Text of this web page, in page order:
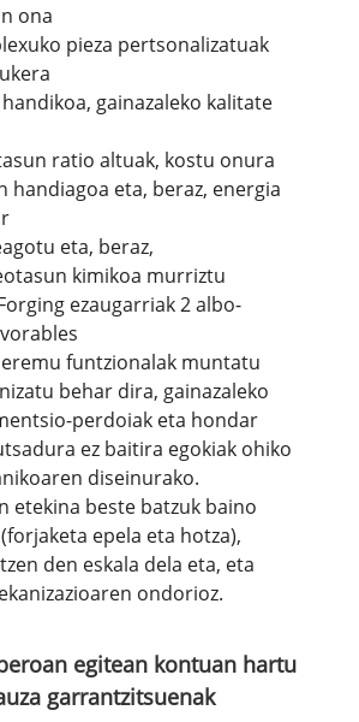
ona
pieza pertsonalizatuak
gainazaleko kalitate
ratio altuak, kostu onura
handiagoa eta, beraz, energia
eta, beraz,
kimikoa murriztu
ezaugarriak 2 albo-
funtzionalak muntatu
behar dira, gainazaleko
perdoiak eta hondar
ez baitira egokiak ohiko
diseinurako.
etekina beste batzuk baino
epela eta hotza),
den eskala dela eta, eta
ondorioz.
egitean kontuan hartu
garrantzitsuenak